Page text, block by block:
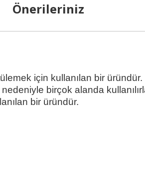
Önerileriniz
için kullanılan bir
birçok alanda
bir üründür.